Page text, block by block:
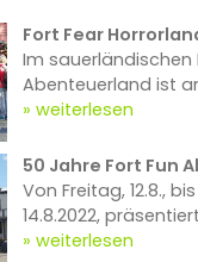
Fort Fear
Im sauerländischen
Abenteuerland ist
weiterlesen
50 Jahre Fort Fun
Von Freitag, 12.8.,
14.8.2022,
weiterlesen